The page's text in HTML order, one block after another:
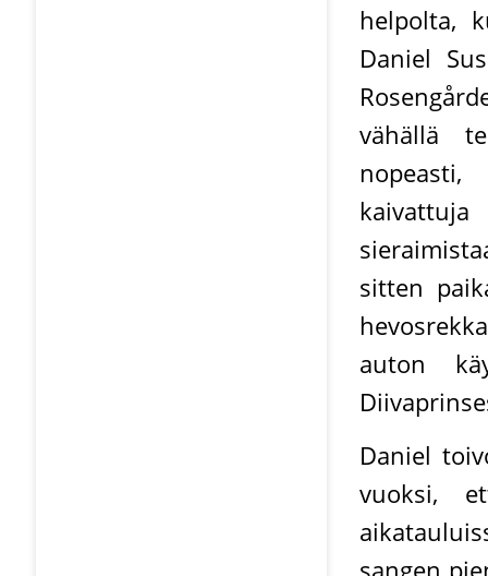
helpolta,
Daniel
vähällä
sitten
auton
Daniel
vuoksi,